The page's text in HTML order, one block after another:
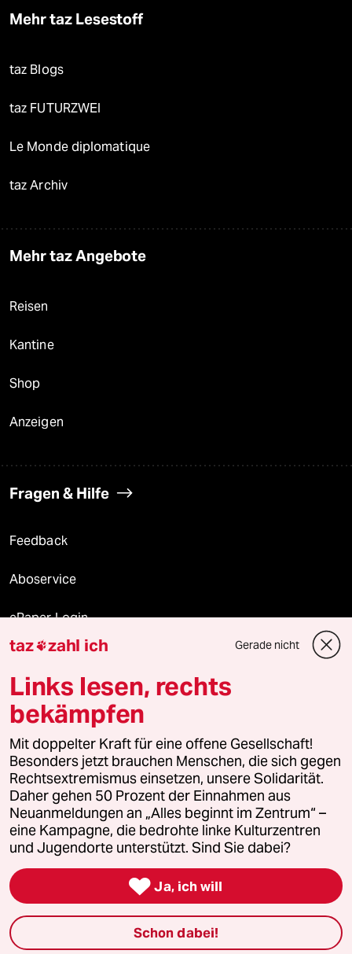
Mehr taz Lesestoff
taz Blogs
taz FUTURZWEI
Le Monde diplomatique
taz Archiv
Mehr taz Angebote
Reisen
Kantine
Shop
Anzeigen
Fragen & Hilfe
Feedback
Aboservice
ePaper Login
Downloads für Abonnierende
© 2026 taz Verlags und Vertriebs GmbH
Alle Rechte vorbehalten. Bei rechtlichen Fragen oder für Genehmigungen
wenden Sie sich bitte an lizenzen@taz.de
Feedback Redaktionsstatut Kommune-Richtlinien
Leitlinie Informant Datenschutz Impressum AGB
Seitenwende Einwilligungen widerrufen (Ads)
taz zahl ich Gerade nicht
Links lesen, rechts
bekämpfen
Mit doppelter Kraft für eine offene Gesellschaft!
Besonders jetzt brauchen Menschen, die sich gegen
Rechtsextremismus einsetzen, unsere Solidarität.
Daher gehen 50 Prozent der Einnahmen aus
Neuanmeldungen an „Alles beginnt im Zentrum“ –
eine Kampagne, die bedrohte linke Kulturzentren
und Jugendorte unterstützt. Sind Sie dabei?
 Ja, ich will
Schon dabei!